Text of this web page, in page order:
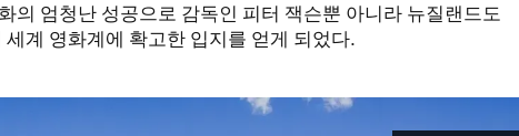
의 엄청난 성공으로 감독인 피터 잭슨뿐 아니라 뉴질랜드도
세계 영화계에 확고한 입지를 얻게 되었다.